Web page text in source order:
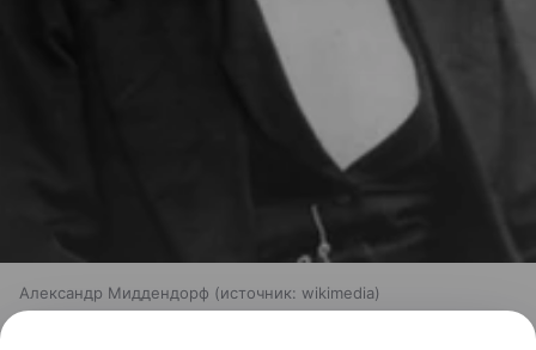
Александр Миддендорф источник: wikimedia